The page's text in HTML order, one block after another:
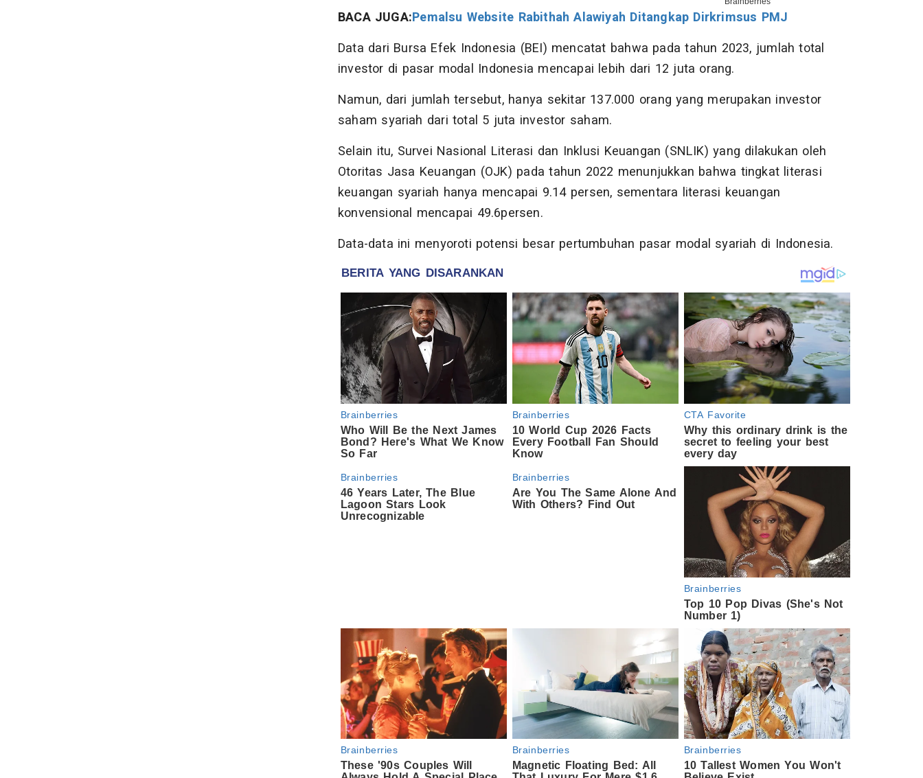
BACA JUGA:Pemalsu Website Rabithah Alawiyah Ditangkap Dirkrimsus PMJ
Data dari Bursa Efek Indonesia (BEI) mencatat bahwa pada tahun 2023, jumlah total
investor di pasar modal Indonesia mencapai lebih dari 12 juta orang.
Namun, dari jumlah tersebut, hanya sekitar 137.000 orang yang merupakan investor
saham syariah dari total 5 juta investor saham.
Selain itu, Survei Nasional Literasi dan Inklusi Keuangan (SNLIK) yang dilakukan oleh
Otoritas Jasa Keuangan (OJK) pada tahun 2022 menunjukkan bahwa tingkat literasi
keuangan syariah hanya mencapai 9.14 persen, sementara literasi keuangan
konvensional mencapai 49.6persen.
Data-data ini menyoroti potensi besar pertumbuhan pasar modal syariah di Indonesia.